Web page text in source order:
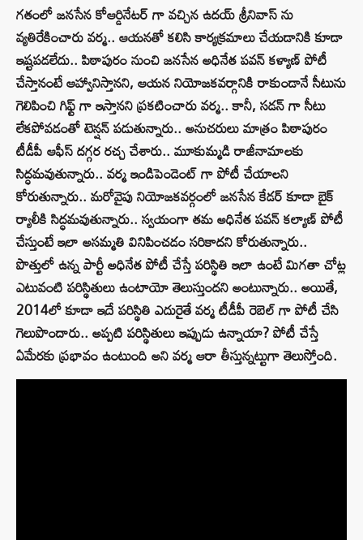
గతంలో జనసేన కోఆర్డినేటర్ గా వచ్చిన ఉదయ్ శ్రీనివాస్ ను
వ్యతిరేకించారు వర్మ.. ఆయనతో కలిసి కార్యక్రమాలు చేయడానికి కూడా
ఇష్టపడలేదు.. పిఠాపురం నుంచి జనసేన అధినేత పవన్ కళ్యాణ్ పోటీ
చేస్తానంటే ఆహ్వానిస్తానని, ఆయన నియోజకవర్గానికి రాకుండానే సీటును
గెలిపించి గిఫ్ట్ గా ఇస్తానని ప్రకటించారు వర్మ.. కానీ, సడన్ గా సీటు
లేకపోవడంతో టెన్షన్ పడుతున్నారు.. అనుచరులు మాత్రం పిఠాపురం
టీడీపీ ఆఫీస్ దగ్గర రచ్చ చేశారు.. మూకుమ్మడి రాజీనామాలకు
సిద్ధమవుతున్నారు.. వర్మ ఇండిపెండెంట్ గా పోటీ చేయాలని
కోరుతున్నారు.. మరోవైపు నియోజకవర్గంలో జనసేన కేడర్ కూడా బైక్
ర్యాలీకి సిద్ధమవుతున్నారు.. స్వయంగా తమ అధినేత పవన్ కల్యాణ్‌ పోటీ
చేస్తుంటే ఇలా అసమ్మతి వినిపించడం సరికాదని కోరుతున్నారు..
పొత్తులో ఉన్న పార్టీ అధినేత పోటీ చేస్తే పరిస్థితి ఇలా ఉంటే మిగతా చోట్ల
ఎటువంటి పరిస్థితులు ఉంటాయో తెలుస్తుందని అంటున్నారు.. అయితే,
2014లో కూడా ఇదే పరిస్థితి ఎదురైతే వర్మ టీడీపీ రెబెల్ గా పోటీ చేసి
గెలుపొందారు.. అప్పటి పరిస్థితులు ఇప్పుడు ఉన్నాయా? పోటీ చేస్తే
ఏమేరకు ప్రభావం ఉంటుంది అని వర్మ ఆరా తీస్తున్నట్టుగా తెలుస్తోంది.